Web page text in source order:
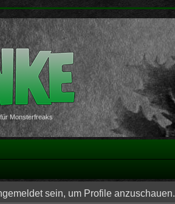
Monsterfreaks
sein, um Profile anzuschauen.